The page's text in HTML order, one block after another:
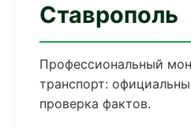
Ставрополь
Профессиональный
транспорт:
проверка фактов.